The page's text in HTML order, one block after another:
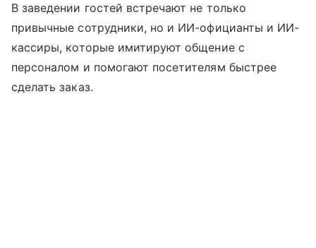
В заведении гостей встречают не только
привычные сотрудники, но и ИИ-официанты и ИИ-
кассиры, которые имитируют общение с
персоналом и помогают посетителям быстрее
сделать заказ.